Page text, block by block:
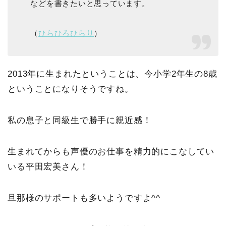
などを書きたいと思っています。
（ひらひろひらり ）
2013年に生まれたということは、今小学2年生の8歳
ということになりそうですね。
私の息子と同級生で勝手に親近感！
生まれてからも声優のお仕事を精力的にこなしてい
いる平田宏美さん！
旦那様のサポートも多いようですよ^^